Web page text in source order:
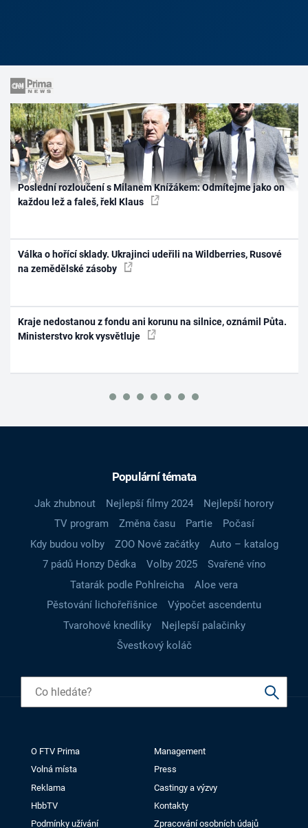
Poslední rozloučení s Milanem Knížákem: Odmítejme jako on
každou lež a faleš, řekl Klaus
Válka o hořící sklady. Ukrajinci udeřili na Wildberries, Rusové
na zemědělské zásoby
Kraje nedostanou z fondu ani korunu na silnice, oznámil Půta.
Ministerstvo krok vysvětluje
Populární témata
Jak zhubnout Nejlepší filmy 2024
Nejlepší horory
TV program
Změna času Partie
Počasí
Kdy budou volby
ZOO Nové začátky
Auto – katalog
7 pádů Honzy Dědka
Volby 2025
Svařené víno
Tatarák podle Pohlreicha
Aloe vera
Pěstování lichořeřišnice
Výpočet ascendentu
Tvarohové knedlíky
Nejlepší palačinky
Švestkový koláč
O FTV Prima
Management
Volná místa
Press
Reklama
Castingy a výzvy
HbbTV
Kontakty
Podmínky užívání
Zpracování osobních údajů